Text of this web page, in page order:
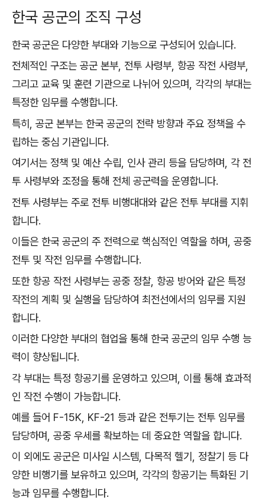
한국 공군의 조직 구성
한국 공군은 다양한 부대와 기능으로 구성되어 있습니다.
전체적인 구조는 공군 본부, 전투 사령부, 항공 작전 사령부,
그리고 교육 및 훈련 기관으로 나뉘어 있으며, 각각의 부대는
특정한 임무를 수행합니다.
특히, 공군 본부는 한국 공군의 전략 방향과 주요 정책을 수
립하는 중심 기관입니다.
여기서는 정책 및 예산 수립, 인사 관리 등을 담당하며, 각 전
투 사령부와 조정을 통해 전체 공군력을 운영합니다.
전투 사령부는 주로 전투 비행대대와 같은 전투 부대를 지휘
합니다.
이들은 한국 공군의 주 전력으로 핵심적인 역할을 하며, 공중
전투 및 작전 임무를 수행합니다.
또한 항공 작전 사령부는 공중 정찰, 항공 방어와 같은 특정
작전의 계획 및 실행을 담당하여 최전선에서의 임무를 지원
합니다.
이러한 다양한 부대의 협업을 통해 한국 공군의 임무 수행 능
력이 향상됩니다.
각 부대는 특정 항공기를 운영하고 있으며, 이를 통해 효과적
인 작전 수행이 가능합니다.
예를 들어 F-15K, KF-21 등과 같은 전투기는 전투 임무를
담당하며, 공중 우세를 확보하는 데 중요한 역할을 합니다.
이 외에도 공군은 미사일 시스템, 다목적 헬기, 정찰기 등 다
양한 비행기를 보유하고 있으며, 각각의 항공기는 특화된 기
능과 임무를 수행합니다.